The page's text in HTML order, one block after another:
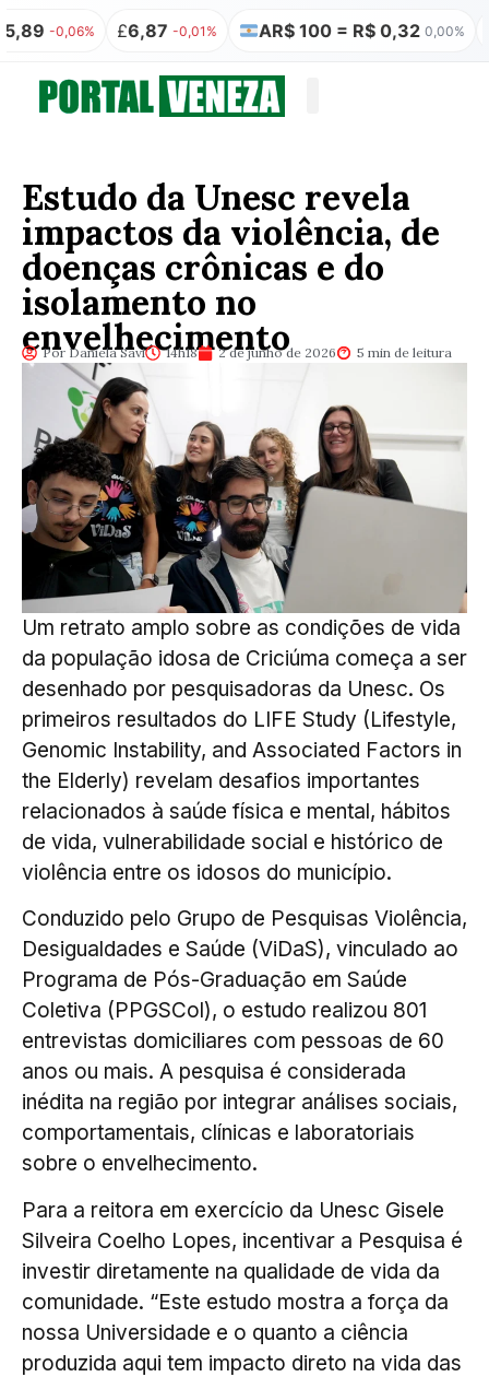
£6,87 -0,01% AR$ 100 = R$ 0,32 0,00% ₿R$
Estudo da Unesc revela
impactos da violência, de
doenças crônicas e do
isolamento no
envelhecimento
Por Daniela Savi 14h18 2 de junho de 2026 5 min de leitura
Um retrato amplo sobre as condições de vida
da população idosa de Criciúma começa a ser
desenhado por pesquisadoras da Unesc. Os
primeiros resultados do LIFE Study (Lifestyle,
Genomic Instability, and Associated Factors in
the Elderly) revelam desafios importantes
relacionados à saúde física e mental, hábitos
de vida, vulnerabilidade social e histórico de
violência entre os idosos do município.
Conduzido pelo Grupo de Pesquisas Violência,
Desigualdades e Saúde (ViDaS), vinculado ao
Programa de Pós-Graduação em Saúde
Coletiva (PPGSCol), o estudo realizou 801
entrevistas domiciliares com pessoas de 60
anos ou mais. A pesquisa é considerada
inédita na região por integrar análises sociais,
comportamentais, clínicas e laboratoriais
sobre o envelhecimento.
Para a reitora em exercício da Unesc Gisele
Silveira Coelho Lopes, incentivar a Pesquisa é
investir diretamente na qualidade de vida da
comunidade. “Este estudo mostra a força da
nossa Universidade e o quanto a ciência
produzida aqui tem impacto direto na vida das